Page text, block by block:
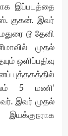
இப்படத்தை
குகன். இவர்
டூ தேனி
முதல்
ஒளிப்பதிவு
புத்தகத்தில்
5 மணி’
இவர் முதல்